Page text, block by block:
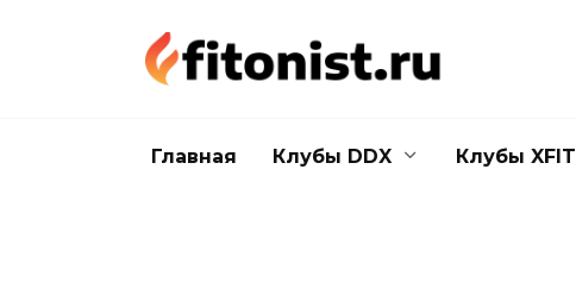
Главная Клубы DDX Клубы XFIT